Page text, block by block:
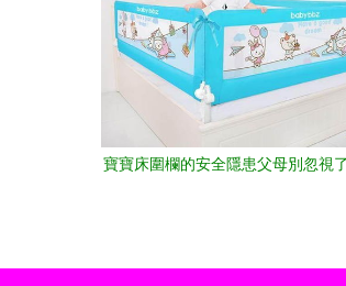
寶寶床圍欄的安全隱患父母別忽視